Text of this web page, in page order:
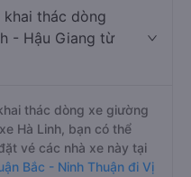
khai thác dòng
- Hậu Giang từ
thác dòng xe giường
Hà Linh, bạn có thể
vé các nhà xe này tại
Bắc - Ninh Thuận đi Vị